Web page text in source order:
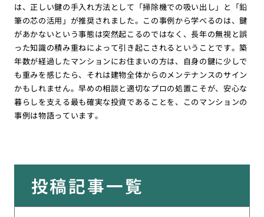
は、正しい鍵の手入れ方法として「掃除機での吸い出し」と「鉛
筆の芯の活用」が推奨されました。この事例から学べるのは、鍵
があかないという事態は突然起こるのではなく、長年の無視と誤
った知識の積み重ねによって引き起こされるということです。築
年数が経過したマンションにお住まいの方は、自身の鍵に少しで
も重みを感じたら、それは建物全体からのメンテナンスのサイン
かもしれません。早めの相談と適切なプロの処置こそが、安心な
暮らしを支える最も確実な投資であることを、このマンションの
事例は物語っています。
投稿記事一覧